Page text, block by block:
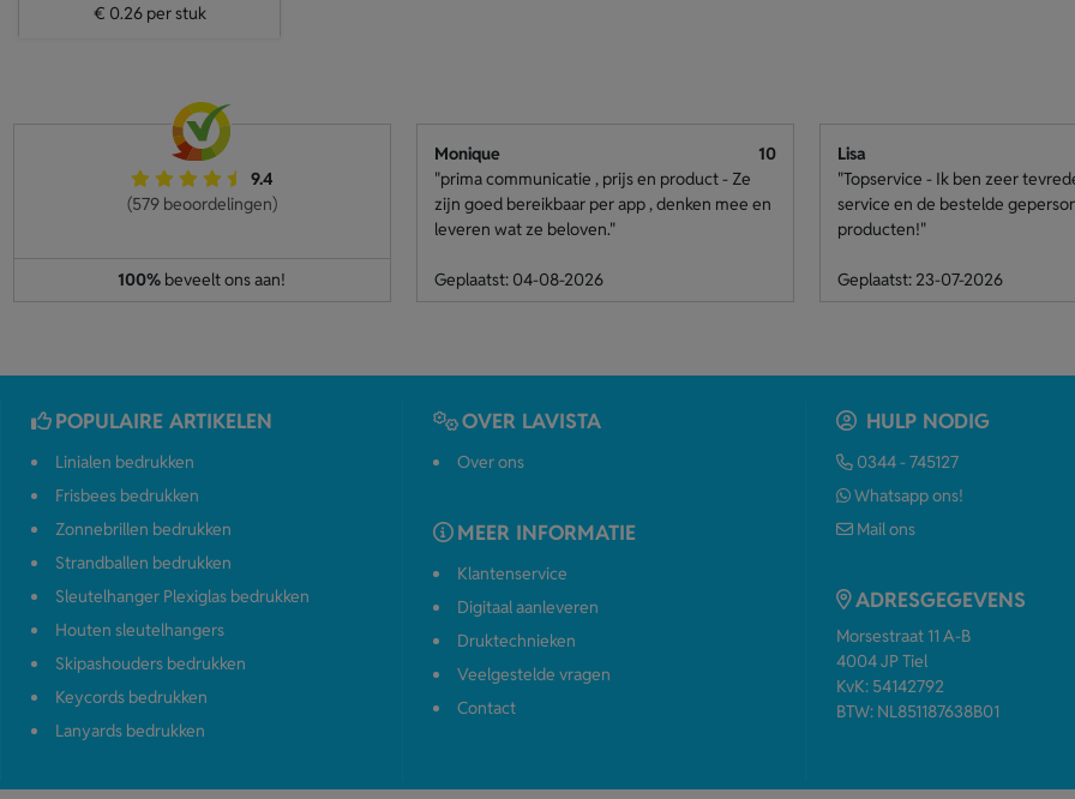
€ 0.26per stuk
9.4
(579 beoordelingen)
100% beveelt ons aan!
Monique
10
"prima communicatie , prijs en product - Ze
zijn goed bereikbaar per app , denken mee en
leveren wat ze beloven."
Geplaatst: 04-08-2026
Lisa
"Topservice - Ik ben zeer
service en de bestelde
producten!"
Geplaatst: 23-07-2026
POPULAIRE ARTIKELEN
Linialen bedrukken
Frisbees bedrukken
Zonnebrillen bedrukken
Strandballen bedrukken
Sleutelhanger Plexiglas bedrukken
Houten sleutelhangers
Skipashouders bedrukken
Keycords bedrukken
Lanyards bedrukken
OVER LAVISTA
Over ons
MEER INFORMATIE
Klantenservice
Digitaal aanleveren
Druktechnieken
Veelgestelde vragen
Contact
HULP NODIG
0344 - 745127
Whatsapp ons!
Mail ons
ADRESGEGEVENS
Morsestraat 11 A-B
4004 JP Tiel
KvK: 54142792
BTW: NL851187638B01